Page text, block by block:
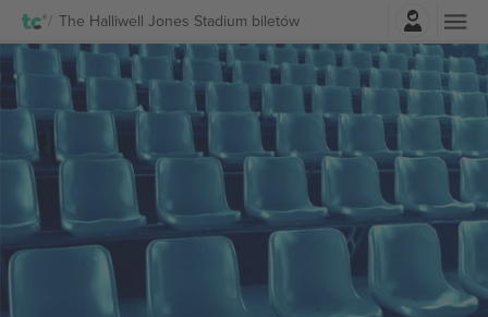
The Halliwell Jones Stadium biletówZaloguj sie